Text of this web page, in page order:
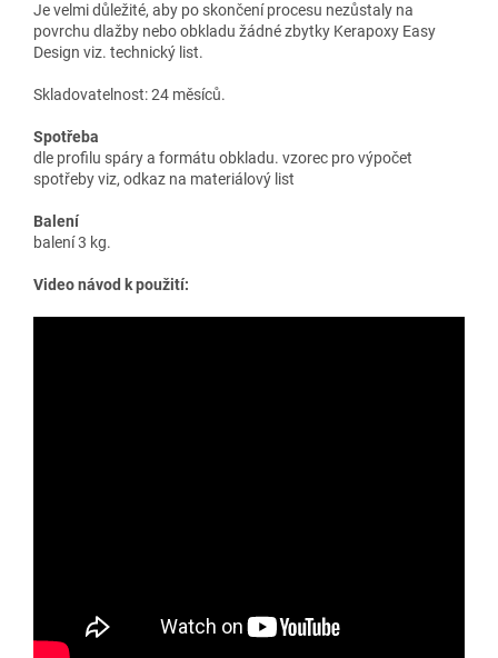
Je velmi důležité, aby po skončení procesu nezůstaly na
povrchu dlažby nebo obkladu žádné zbytky Kerapoxy Easy
Design viz. technický list.
Skladovatelnost: 24 měsíců.
Spotřeba
dle profilu spáry a formátu obkladu. vzorec pro výpočet
spotřeby viz, odkaz na materiálový list
Balení
balení 3 kg.
Video návod k použití: